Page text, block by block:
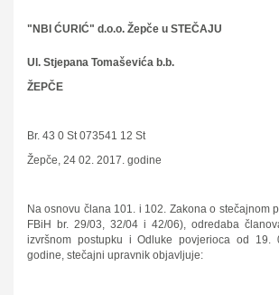
"NBI ĆURIĆ" d.o.o. Žepče u STEČAJU
Ul. Stjepana Tomaševića b.b.
ŽEPČE
Br. 43 0 St 073541 12 St
Žepče, 24 02. 2017. godine
Na osnovu člana 101. i 102. Zakona o stečajnom
FBiH br. 29/03, 32/04 i 42/06), odredaba
izvršnom postupku i Odluke povjerioca od
godine, stečajni upravnik objavljuje: